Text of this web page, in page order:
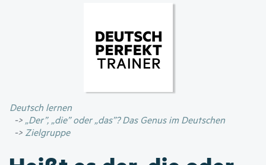
Inhalt
Deutsch lernen
„Der”, „die” oder „das”? Das Genus im Deutschen
Zielgruppe